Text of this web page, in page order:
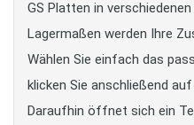
GS Platten in
Lagermaßen werden Ihre
Wählen Sie einfach das
klicken Sie anschließend auf
Daraufhin öffnet sich ein